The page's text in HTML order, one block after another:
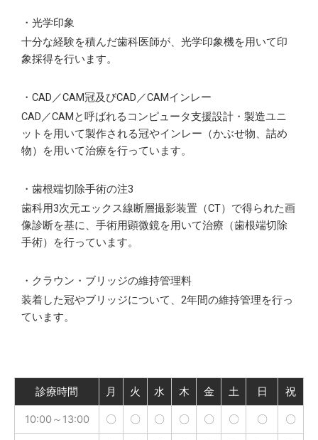
・光学印象
十分な経験を積んだ歯科医師が、光学印象機を用いて印
象採得を行います。
・CAD／CAM冠及びCAD／CAMインレー
CAD／CAMと呼ばれるコンピュータ支援設計・製造ユニ
ットを用いて製作される冠やインレー（かぶせ物、詰め
物）を用いて治療を行っています。
・歯根端切除手術の注3
歯科用3次元エックス線断層撮影装置（CT）で得られた画
像診断を基に、手術用顕微鏡を用いて治療（歯根端切除
手術）を行っています。
・クラウン・ブリッジの維持管理料
装着した冠やブリッジについて、2年間の維持管理を行っ
ています。
診療時間 月 火 水 木 金 土 日 祝
10:00～13:00 〇 〇 〇 〇 〇 〇 〇 〇